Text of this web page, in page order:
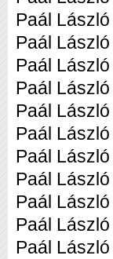
Paál
Paál
Paál
Paál
Paál
Paál
Paál
Paál
Paál
Paál
Paál